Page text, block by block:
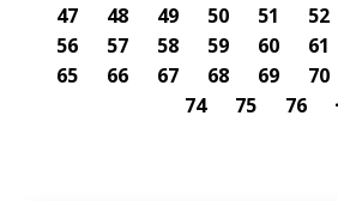
47
48 49 50 51 52
56
57 58 59 60 61
65
66 67 68 69 70
74
75 76